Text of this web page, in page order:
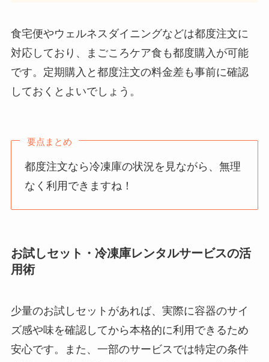
食宅便やウェルネスダイニングなどは都度注文に
対応しており、まごころケア食も都度購入が可能
です。定期購入と都度注文の料金差も事前に確認
しておくとよいでしょう。
要点まとめ
都度注文なら冷凍庫の状況を見ながら、無理
なく利用できますね！
お試しセット・冷凍庫レンタルサービスの活
用術
少量のお試しセットがあれば、実際に容器のサイ
ズ感や味を確認してから本格的に利用できるため
安心です。また、一部のサービスでは特定の条件